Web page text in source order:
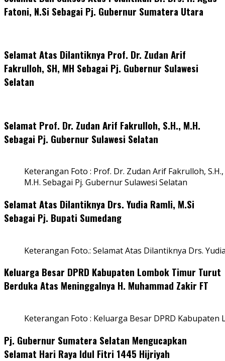
Fatoni, N.Si Sebagai Pj. Gubernur Sumatera Utara
Selamat Atas Dilantiknya Prof. Dr. Zudan Arif
Fakrulloh, SH, MH Sebagai Pj. Gubernur Sulawesi
Selatan
Selamat Prof. Dr. Zudan Arif Fakrulloh, S.H., M.H.
Sebagai Pj. Gubernur Sulawesi Selatan
Keterangan Foto : Prof. Dr. Zudan Arif Fakrulloh, S.H.,
M.H. Sebagai Pj. Gubernur Sulawesi Selatan
Selamat Atas Dilantiknya Drs. Yudia Ramli, M.Si
Sebagai Pj. Bupati Sumedang
Keterangan Foto.: Selamat Atas Dilantiknya Drs.
Keluarga Besar DPRD Kabupaten Lombok Timur Turut
Berduka Atas Meninggalnya H. Muhammad Zakir FT
Keterangan Foto : Keluarga Besar DPRD
Pj. Gubernur Sumatera Selatan Mengucapkan
Selamat Hari Raya Idul Fitri 1445 Hijriyah